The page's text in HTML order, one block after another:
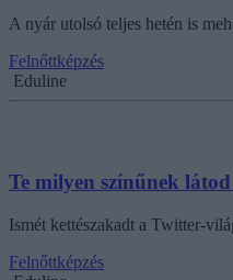
A nyár utolsó teljes hetén is
Felnőttképzés
Eduline
Te milyen színűnek
Ismét kettészakadt a Twitter-
Felnőttképzés